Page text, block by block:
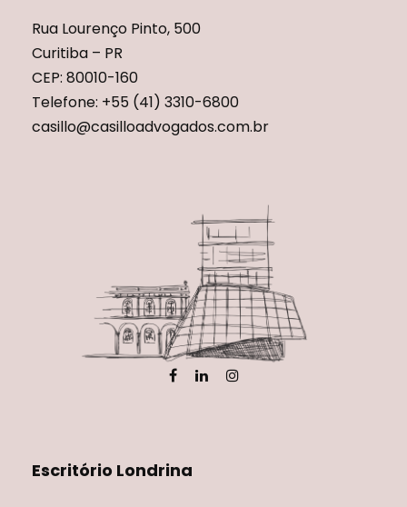
Rua Lourenço Pinto, 500
Curitiba – PR
CEP: 80010-160
Telefone: +55 (41) 3310-6800
casillo@casilloadvogados.com.br
Escritório Londrina